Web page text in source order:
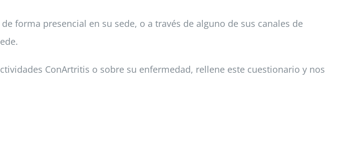
forma presencial en su sede, o a través de alguno de sus canales de
ConArtritis o sobre su enfermedad, rellene este cuestionario y nos